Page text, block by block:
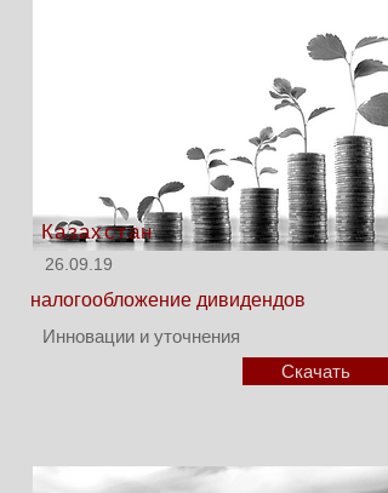
Казахстан
26.09.19
налогообложение дивидендов
Инновации и уточнения
Скачать